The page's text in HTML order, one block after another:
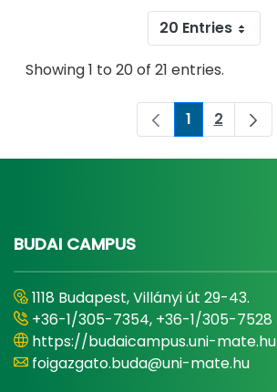
20 Entries
Showing 1 to 20 of 21 entries.
Page
1 Page
2
BUDAI CAMPUS
1118 Budapest, Villányi út 29-43.
+36-1/305-7354, +36-1/305-7528
https://budaicampus.uni-mate.hu
foigazgato.buda@uni-mate.hu